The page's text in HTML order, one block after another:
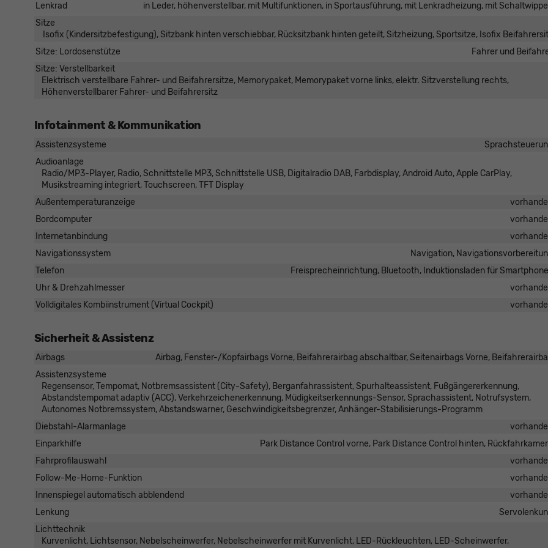
Lenkrad
in Leder, höhenverstellbar, mit Multifunktionen, in Sportausführung, mit Lenkradheizung, mit
Sitze
Isofix (Kindersitzbefestigung), Sitzbank hinten verschiebbar, Rücksitzbank hinten geteilt, Sitzheizung, Sportsitze, Isofix
Sitze: Lordosenstütze
Fahrer und
Sitze: Verstellbarkeit
Elektrisch verstellbare Fahrer- und Beifahrersitze, Memorypaket, Memorypaket vorne links, elektr. Sitzverstellung rechts,
Höhenverstellbarer Fahrer- und Beifahrersitz
Infotainment & Kommunikation
Assistenzsysteme
Audioanlage
Radio/MP3-Player, Radio, Schnittstelle MP3, Schnittstelle USB, Digitalradio DAB, Farbdisplay, Android Auto, Apple CarPlay,
Musikstreaming integriert, Touchscreen, TFT Display
Außentemperaturanzeige
Bordcomputer
Internetanbindung
Navigationssystem
Navigation,
Telefon
Freisprecheinrichtung, Bluetooth, Induktionsladen für
Uhr & Drehzahlmesser
Volldigitales Kombiinstrument (Virtual Cockpit)
Sicherheit & Assistenz
Airbags
Airbag, Fenster-/Kopfairbags Vorne, Beifahrerairbag abschaltbar, Seitenairbags Vorne,
Assistenzsysteme
Regensensor, Tempomat, Notbremsassistent (City-Safety), Berganfahrassistent, Spurhalteassistent, Fußgängererkennung,
Abstandstempomat adaptiv (ACC), Verkehrzeichenerkennung, Müdigkeitserkennungs-Sensor, Sprachassistent, Notrufsystem,
Autonomes Notbremssystem, Abstandswarner, Geschwindigkeitsbegrenzer, Anhänger-Stabilisierungs-Programm
Diebstahl-Alarmanlage
Einparkhilfe
Park Distance Control vorne, Park Distance Control hinten,
Fahrprofilauswahl
Follow-Me-Home-Funktion
Innenspiegel automatisch abblendend
Lenkung
Lichttechnik
Kurvenlicht, Lichtsensor, Nebelscheinwerfer, Nebelscheinwerfer mit Kurvenlicht, LED-Rückleuchten, LED-Scheinwerfer,